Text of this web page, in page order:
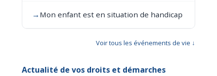
→ Mon enfant est en situation de handicap
Voir tous les événements de vie ↓
Actualité de vos droits et démarches